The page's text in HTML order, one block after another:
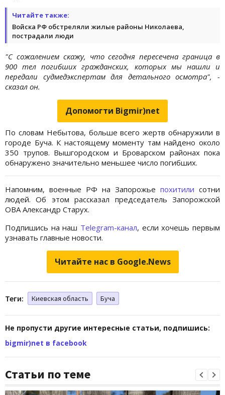
Читайте также:
Войска РФ обстреляли жилые районы Николаева,
пострадали люди
"С сожалением скажу, что сегодня пересечена граница в
900 тел погибших гражданских, которых мы нашли и
передали судмедэкспертам для детального осмотра", -
сказал он.
Допомогти Bigmir)net
По словам Небытова, больше всего жертв обнаружили в
городе Буча. К настоящему моменту там найдено около
350 трупов. Вышгородском и Броварском районах пока
обнаружено значительно меньшее число погибших.
Напомним, военные РФ на Запорожье похитили сотни
людей. Об этом рассказал председатель Запорожской
ОВА Александр Старух.
Подпишись на наш Telegram-канал, если хочешь первым
узнавать главные новости.
Читайте нас в Google.News
Теги: Киевская область Буча
Не пропусти другие интересные статьи, подпишись:
bigmir)net в facebook
Статьи по теме